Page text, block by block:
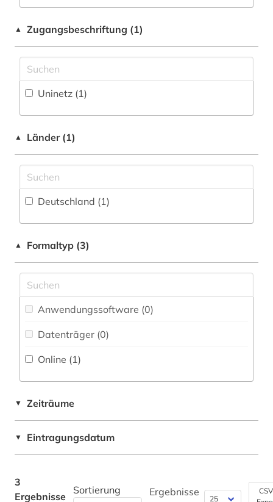
Philosophie (0)
Physik (0)
Politologie (0)
Psychologie (0)
Slavistik (0)
Sport (0)
Werkstoffwissenschaften und
Fertigungstechnik (2)
▲ Zugangsbeschriftung (1)
Uninetz (1)
▲ Länder (1)
Deutschland (1)
▲ Formaltyp (3)
Anwendungssoftware (0)
Datenträger (0)
Online (1)
▼ Zeiträume
▼ Eintragungsdatum
3
Ergebnisse
Sortierung
Ergebnisse